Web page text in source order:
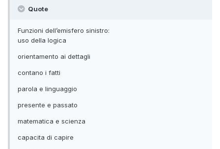
Quote
Funzioni dell’emisfero sinistro:
uso della logica
orientamento ai dettagli
contano i fatti
parola e linguaggio
presente e passato
matematica e scienza
capacita di capire